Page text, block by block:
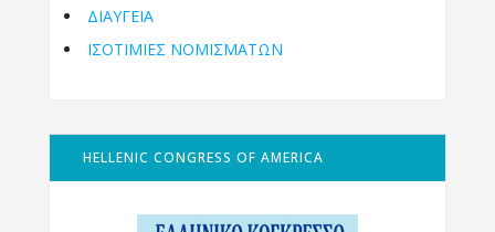
ΔΙΑΥΓΕΙΑ
ΙΣΟΤΙΜΙΕΣ ΝΟΜΙΣΜΑΤΩΝ
HELLENIC CONGRESS OF AMERICA